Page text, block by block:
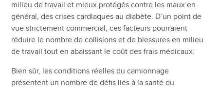
milieu de travail et mieux protégés contre les maux en
général, des crises cardiaques au diabète. D’un point de
vue strictement commercial, ces facteurs pourraient
réduire le nombre de collisions et de blessures en milieu
de travail tout en abaissant le coût des frais médicaux.
Bien sûr, les conditions réelles du camionnage
présentent un nombre de défis liés à la santé du